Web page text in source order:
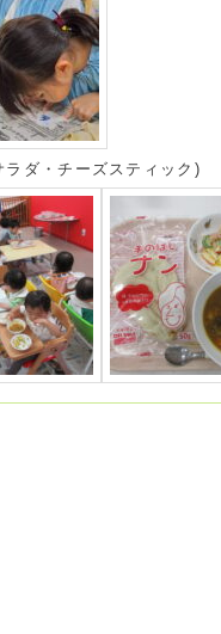
ダ・チーズスティック)